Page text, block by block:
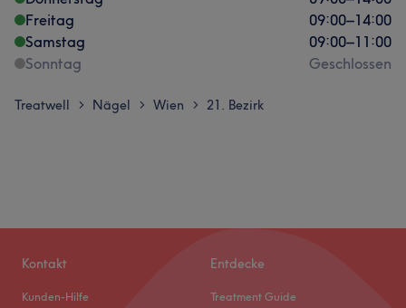
Freitag
09:00–14:00
Samstag
09:00–11:00
Sonntag
Geschlossen
Treatwell > Nägel > Wien > 21. Bezirk
Kontakt
Kunden-Hilfe
Entdecke
Treatment Guide